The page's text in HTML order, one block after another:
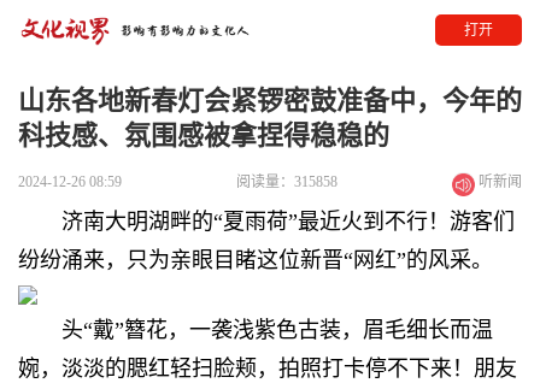
打开
山东各地新春灯会紧锣密鼓准备中，今年的
科技感、氛围感被拿捏得稳稳的
2024-12-26 08:59 阅读量：315858 听新闻
济南大明湖畔的“夏雨荷”最近火到不行！ 游客们
纷纷涌来， 只为亲眼目睹这位新晋“网红”的风采。
头“戴”簪花，一袭浅紫色古装，眉毛细长而温
婉，淡淡的腮红轻扫脸颊，拍照打卡停不下来！朋友